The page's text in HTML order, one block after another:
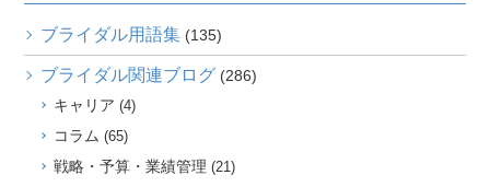
ブライダル用語集 (135)
ブライダル関連ブログ (286)
キャリア (4)
コラム (65)
戦略・予算・業績管理 (21)